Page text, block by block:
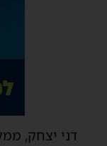
דני יצחק,